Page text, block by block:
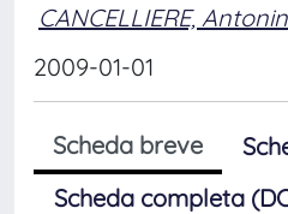
CANCELLIERE,
2009-01-01
Scheda breve
Scheda completa